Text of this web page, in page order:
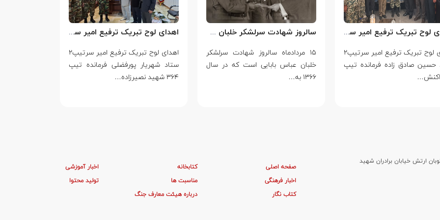
سالروز شهادت سرلشکر خلبان عباس بابایی
سالروز شهادت سرلشکر
عباس بابایی است که در سال
اهدای لوح تبریک ترفیع امیر سرتیپ۲ ستاد شهریار پورفضلی فرمانده تیپ ۳۶۴ شهید نصیرزاده نزاجا مستقر در مهاباد
اهدای لوح تبریک ترفیع امیر سرتیپ۲
ستاد شهریار پورفضلی فرمانده تیپ
۳۶۴ شهید نصیرزاده…
۱۴ مرداد؛ تلاقی حق انسانی و ایستادگی در برابر ظلم
۱۴ مرداد؛ تلاقی حق انسانی و
ایستادگی در برابر ظلم معنای فراتر از
یک…
ارتش خیابان برادران شهید
صفحه اصلی کتابخانه
اخبار آموزشی
اخبار فرهنگی
مناسبت ها
تولید محتوا
کتاب نگار
درباره هیئت معارف جنگ